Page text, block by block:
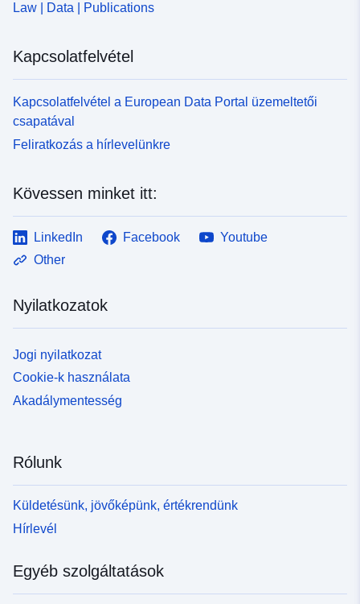
Law | Data | Publications
Kapcsolatfelvétel
Kapcsolatfelvétel a European Data Portal üzemeltetői
csapatával
Feliratkozás a hírlevelünkre
Kövessen minket itt:
LinkedIn Facebook
Youtube
Other
Nyilatkozatok
Jogi nyilatkozat
Cookie-k használata
Akadálymentesség
Rólunk
Küldetésünk, jövőképünk, értékrendünk
Hírlevél
Egyéb szolgáltatások